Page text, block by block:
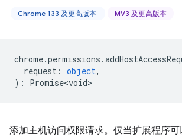
Chrome 133 及更高版本 MV3 及更高版本
chrome.permissions .
request : object,
) : Promise<void>
添加主机访问权限请求。仅当扩展程序